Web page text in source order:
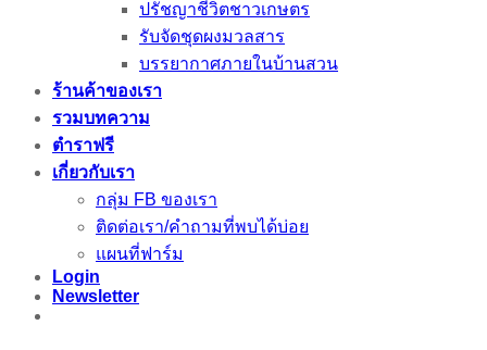
ปรัชญาชีวิตชาวเกษตร
รับจัดชุดผงมวลสาร
บรรยากาศภายในบ้านสวน
ร้านค้าของเรา
รวมบทความ
ตำราฟรี
เกี่ยวกับเรา
กลุ่ม FB ของเรา
ติดต่อเรา/คำถามที่พบได้บ่อย
แผนที่ฟาร์ม
Login
Newsletter